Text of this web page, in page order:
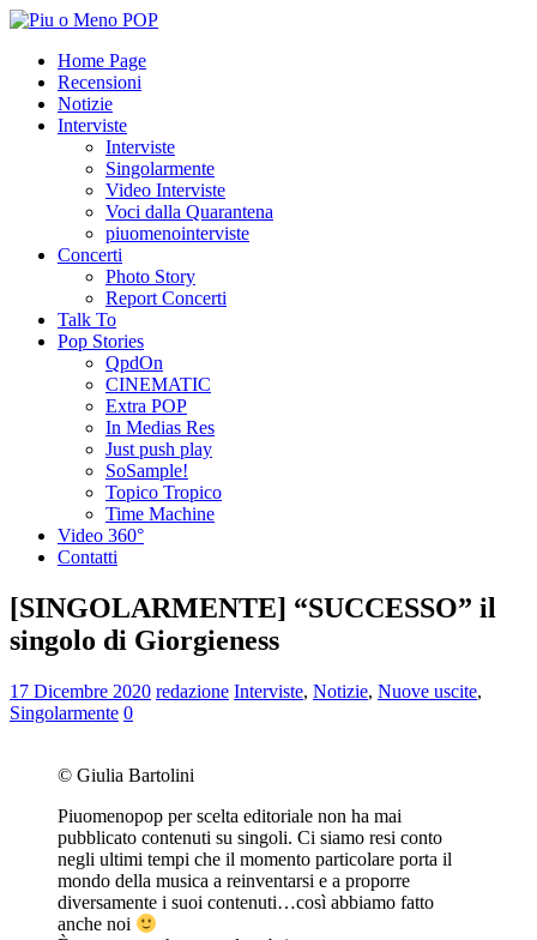
Home Page
Recensioni
Notizie
Interviste
Interviste
Singolarmente
Video Interviste
Voci dalla Quarantena
piuomenointerviste
Concerti
Photo Story
Report Concerti
Talk To
Pop Stories
QpdOn
CINEMATIC
Extra POP
In Medias Res
Just push play
SoSample!
Topico Tropico
Time Machine
Video 360°
Contatti
[SINGOLARMENTE] “SUCCESSO” il
singolo di Giorgieness
17 Dicembre 2020 redazione Interviste, Notizie, Nuove uscite,
Singolarmente 0
© Giulia Bartolini
Piuomenopop per scelta editoriale non ha mai
pubblicato contenuti su singoli. Ci siamo resi conto
negli ultimi tempi che il momento particolare porta il
mondo della musica a reinventarsi e a proporre
diversamente i suoi contenuti…così abbiamo fatto
anche noi